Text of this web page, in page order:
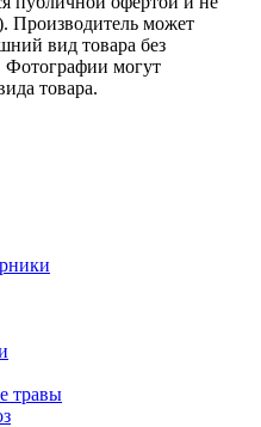
Производитель может
вид товара без
Фотографии могут
товара.
травы